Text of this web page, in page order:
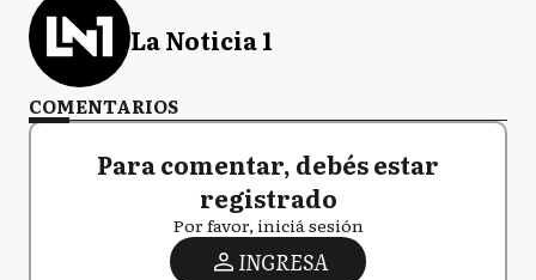
La Noticia 1
COMENTARIOS
Para comentar, debés estar
registrado
Por favor, iniciá sesión
INGRESA